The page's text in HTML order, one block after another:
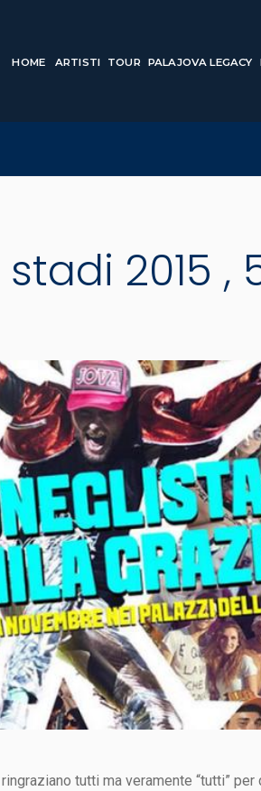
HOME ARTISTI TOUR PALAJOVA LEGACY
2015 ,
tutti ma veramente “tutti”